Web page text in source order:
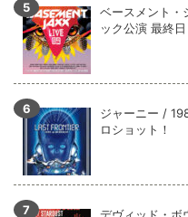
ベースメント
ック公演 最終日
ジャーニー /
ロショット！
デヴィッド・ボ